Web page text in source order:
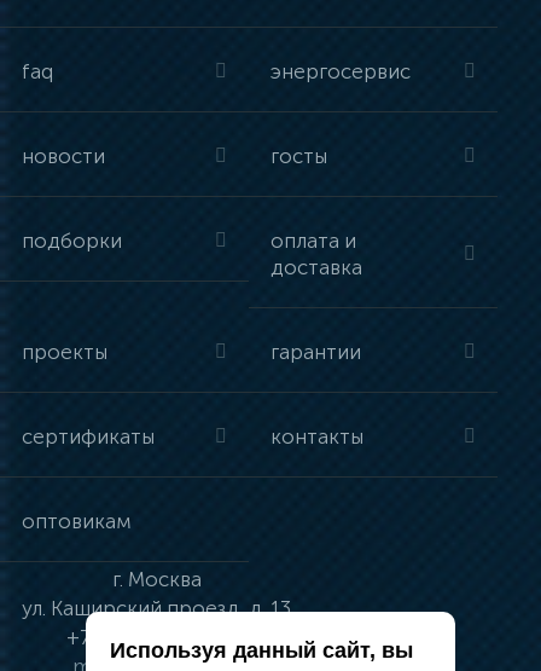
faq энергосервис
новости госты
подборки
оплата и
доставка
проекты гарантии
сертификаты контакты
оптовикам
г. Москва
ул. Каширский проезд, д. 13
+7 (495) 134-41-83
moskva@vincci.ru
Используя данный сайт, вы